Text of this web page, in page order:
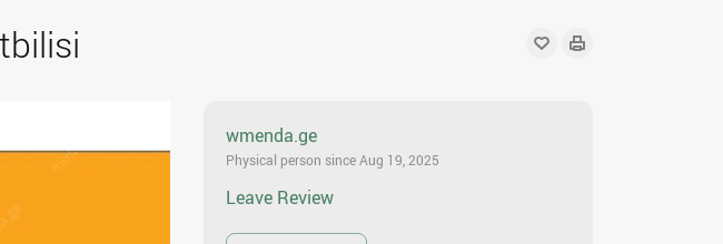
wmenda.ge
Physical person since Aug 19, 2025
Leave Review